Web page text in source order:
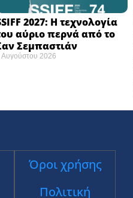
2027: Η τεχνολογία
αύριο περνά από το
Σεμπαστιάν
Αυγούστου 2026
Όροι χρήσης
Πολιτική